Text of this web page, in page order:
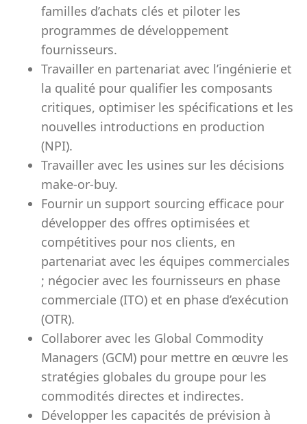
familles d’achats clés et piloter les
programmes de développement
fournisseurs.
Travailler en partenariat avec l’ingénierie et
la qualité pour qualifier les composants
critiques, optimiser les spécifications et les
nouvelles introductions en production
(NPI).
Travailler avec les usines sur les décisions
make-or-buy.
Fournir un support sourcing efficace pour
développer des offres optimisées et
compétitives pour nos clients, en
partenariat avec les équipes commerciales
; négocier avec les fournisseurs en phase
commerciale (ITO) et en phase d’exécution
(OTR).
Collaborer avec les Global Commodity
Managers (GCM) pour mettre en œuvre les
stratégies globales du groupe pour les
commodités directes et indirectes.
Développer les capacités de prévision à